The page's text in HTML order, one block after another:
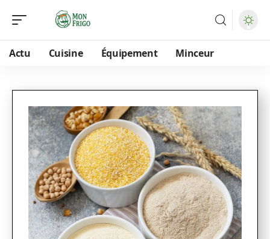
Actu Cuisine Équipement Minceur